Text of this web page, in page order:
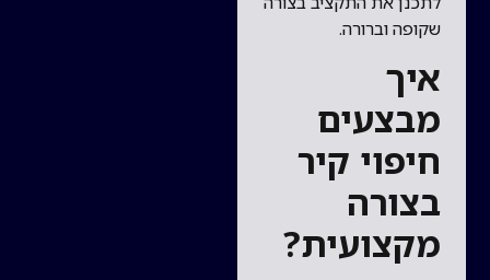
שקופה וברורה.
איך
מבצעים
חיפוי קיר
בצורה
מקצועית?